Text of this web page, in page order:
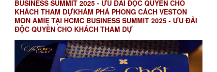
BUSINESS SUMMIT 2025 - ƯU ĐÃI ĐỘC QUYỀN CHO
KHÁCH THAM DỰKHÁM PHÁ PHONG CÁCH VESTON
MON AMIE TẠI HCMC BUSINESS SUMMIT 2025 - ƯU ĐÃI
ĐỘC QUYỀN CHO KHÁCH THAM DỰ